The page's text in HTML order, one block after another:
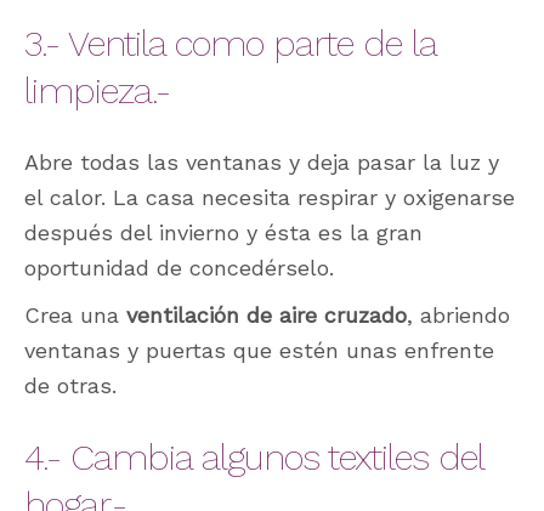
3.- Ventila como parte de la
limpieza.-
Abre todas las ventanas y deja pasar la luz y
el calor. La casa necesita respirar y oxigenarse
después del invierno y ésta es la gran
oportunidad de concedérselo.
Crea una ventilación de aire cruzado, abriendo
ventanas y puertas que estén unas enfrente
de otras.
4.- Cambia algunos textiles del